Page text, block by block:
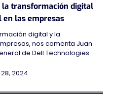
la transformación digital
las empresas
digital y la
nos comenta Juan
de Dell Technologies
2024